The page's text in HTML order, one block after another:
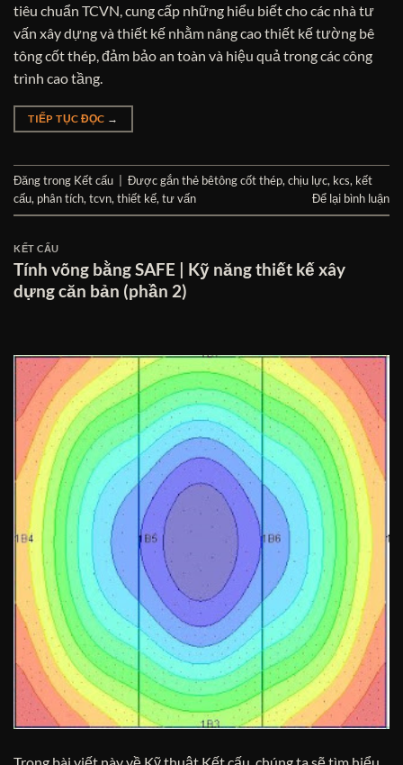
tiêu chuẩn TCVN, cung cấp những hiểu biết cho các nhà tư
vấn xây dựng và thiết kế nhằm nâng cao thiết kế tường bê
tông cốt thép, đảm bảo an toàn và hiệu quả trong các công
trình cao tầng.
TIẾP TỤC ĐỌC →
Đăng trong Kết cấu Được gắn thẻ bêtông cốt thép,chịu lực, kcs, kết
cấu, phân tích,tcvn,thiết kế,tư vấn Để lại bình luận
KẾT CẤU
Tính võng bằng SAFE | Kỹ năng thiết kế xây
dựng căn bản (phần 2)